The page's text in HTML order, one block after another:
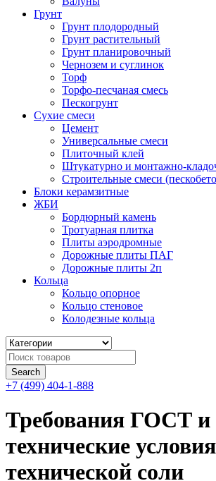
Грунт
Грунт плодородный
Грунт растительный
Грунт планировочный
Чернозем и суглинок
Торф
Торфо-песчаная смесь
Пескогрунт
Сухие смеси
Цемент
Универсальные смеси
Плиточный клей
Штукатурно и монтажно-
Строительные смеси
Блоки керамзитные
ЖБИ
Бордюрный камень
Тротуарная плитка
Плиты аэродромные
Дорожные плиты ПАГ
Дорожные плиты 2п
Кольца
Кольцо опорное
Кольцо стеновое
Колодезные кольца
+7 (499) 404-1-888
Требования ГОСТ и
технические
технической соли